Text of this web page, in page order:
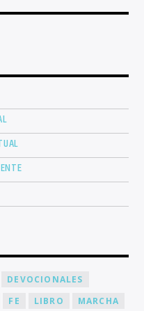
DEVOCIONALES
FE LIBRO
MARCHA